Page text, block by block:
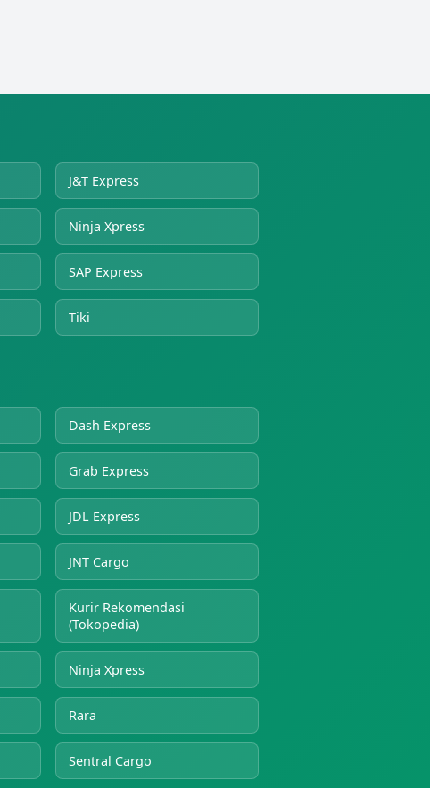
J&T Express
Ninja Xpress
SAP Express
Tiki
Dash Express
Grab Express
JDL Express
JNT Cargo
Kurir Rekomendasi
(Tokopedia)
Ninja Xpress
Rara
Sentral Cargo